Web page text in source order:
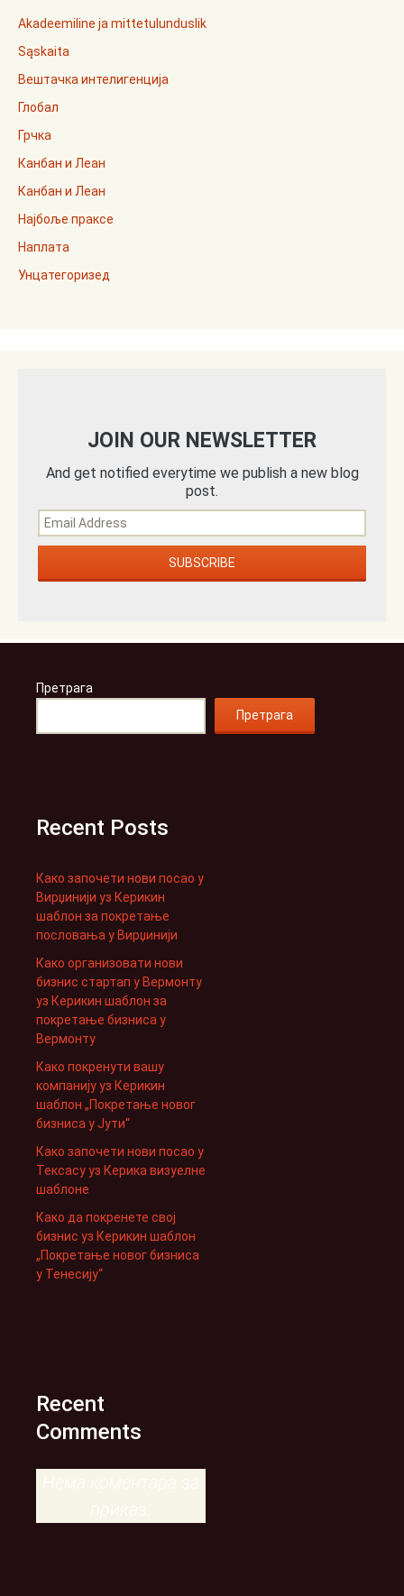
Akadeemiline ja mittetulunduslik
Sąskaita
Вештачка интелигенција
Глобал
Грчка
Канбан и Леан
Канбан и Леан
Најбоље праксе
Наплата
Унцатегоризед
JOIN OUR NEWSLETTER
And get notified everytime we publish a new blog
post.
Претрага
Претрага
Recent Posts
Како започети нови посао у
Вирџинији уз Керикин
шаблон за покретање
пословања у Вирџинији
Како организовати нови
бизнис стартап у Вермонту
уз Керикин шаблон за
покретање бизниса у
Вермонту
Како покренути вашу
компанију уз Керикин
шаблон „Покретање новог
бизниса у Јути“
Како започети нови посао у
Тексасу уз Керика визуелне
шаблоне
Како да покренете свој
бизнис уз Керикин шаблон
„Покретање новог бизниса
у Тенесију“
Recent
Comments
Нема коментара за
приказ.